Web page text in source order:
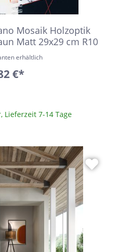
Mosaik Holzoptik
Matt 29x29 cm R10
erhältlich
€*
Lieferzeit 7-14 Tage